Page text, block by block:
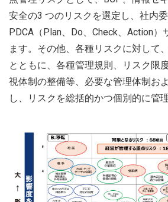
安全の3 つのリスクを選定し、社内
PDCA（Plan、Do、Check、Action）
ます。その他、各種リスクに対して
とともに、各種管理規則、リスク限
視体制の整備等、必要な管理体制お
し、リスクを総括的かつ個別的に管